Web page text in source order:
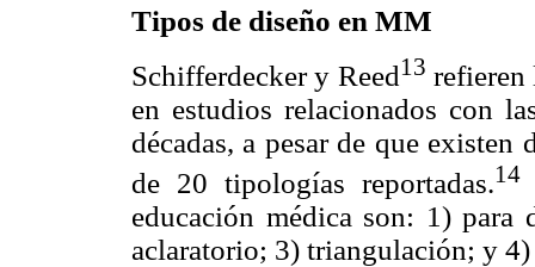
Tipos de diseño en MM
Schifferdecker y Reed13 refieren
en estudios relacionados con
décadas, a pesar de que existen
de 20 tipologías reportadas.14
educación médica son: 1)
aclaratorio; 3) triangulación; y